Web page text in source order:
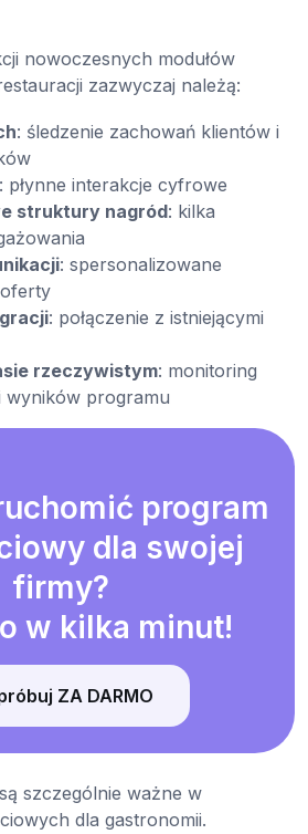
nowoczesnych modułów
zazwyczaj należą:
: śledzenie zachowań klientów i
: płynne interakcje cyfrowe
struktury nagród: kilka
: spersonalizowane
: połączenie z istniejącymi
rzeczywistym: monitoring
wyników programu
program
dla swojej
firmy?
w kilka minut!
ZA DARMO
szczególnie ważne w
dla gastronomii.